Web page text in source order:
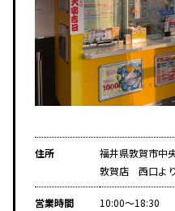
住所
福井県敦賀市中
敦賀店 西口よ
営業時間
10:00～18:30